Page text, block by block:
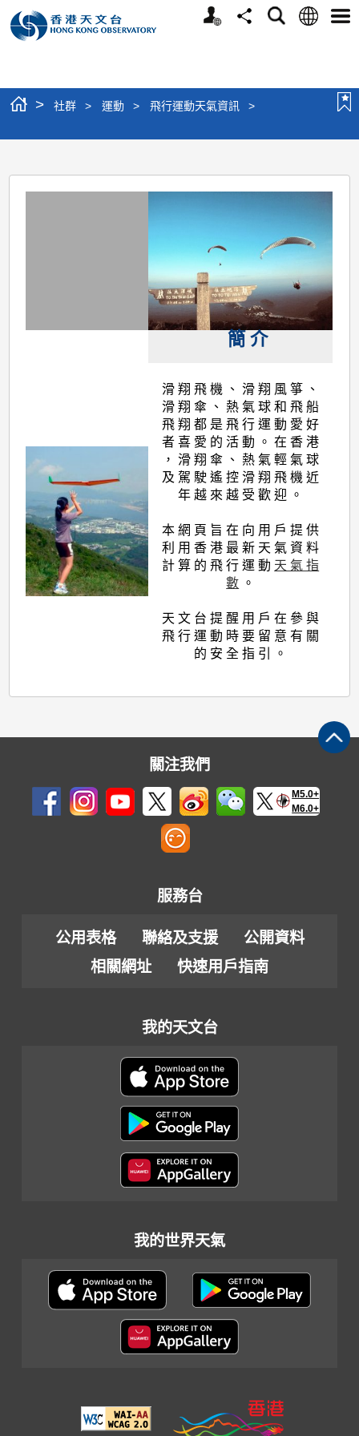
個
分
搜
語
選
> 社群 > 運動 > 飛行運動天氣資訊 >
簡 介
滑 翔 飛 機 、 滑 翔 風 箏 、
滑 翔 傘 、 熱 氣 球 和 飛 船
飛 翔 都 是 飛 行 運 動 愛 好
者 喜 愛 的 活 動 。 在 香 港
， 滑 翔 傘 、 熱 氣 輕 氣 球
及 駕 駛 遙 控 滑 翔 飛 機 近
年 越 來 越 受 歡 迎 。
本 網 頁 旨 在 向 用 戶 提 供
利 用 香 港 最 新 天 氣 資 料
計 算 的 飛 行 運 動 天 氣 指
數 。
天 文 台 提 醒 用 戶 在 參 與
飛 行 運 動 時 要 留 意 有 關
的 安 全 指 引 。
關注我們
M5.0+
M6.0+
服務台
公用表格 聯絡及支援
公開資料
相關網址
快速用戶指南
我的天文台
我的世界天氣